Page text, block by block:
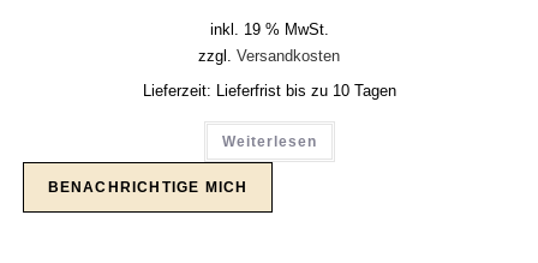
inkl. 19 % MwSt.
zzgl. Versandkosten
Lieferzeit: Lieferfrist bis zu 10 Tagen
Weiterlesen